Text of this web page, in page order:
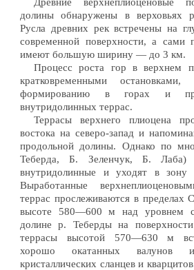
Древние верхнеплиоценовые
долины обнаружены в верховьях
Русла древних рек встречены на
современной поверхности, а сами
имеют большую ширину — до 3 км.
Процесс роста гор в верхнем
кратковременными
формированию в горах и
внутридолинных террас.
Террасы верхнего плиоцена
востока на северо-запад и
продольной долины. Однако по
Теберда, Б. Зеленчук, Б. Лаба)
внутридолинные и уходят в зону
Выработанные
террас прослеживаются в пределах
высоте 580—600 м над уровнем
долине р. Теберды на поверхности
террасы высотой 570—630 м
хорошо окатанных валунов
кристаллических сланцев и